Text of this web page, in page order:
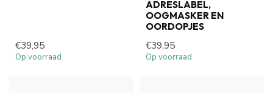
€39,95
Op voorraad
ADRESLABEL,
OOGMASKER EN
OORDOPJES
€39,95
Op voorraad